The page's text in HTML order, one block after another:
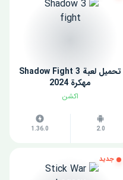
تحميل لعبة Shadow Fight 3
مهكرة 2024
اكشن
2.0
1.36.0
جديد